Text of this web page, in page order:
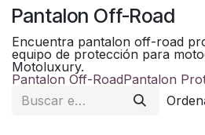
Pantalon Off-Road
Encuentra pantalon off-road
equipo de protección para
Motoluxury.
Pantalon Off-RoadPantalon